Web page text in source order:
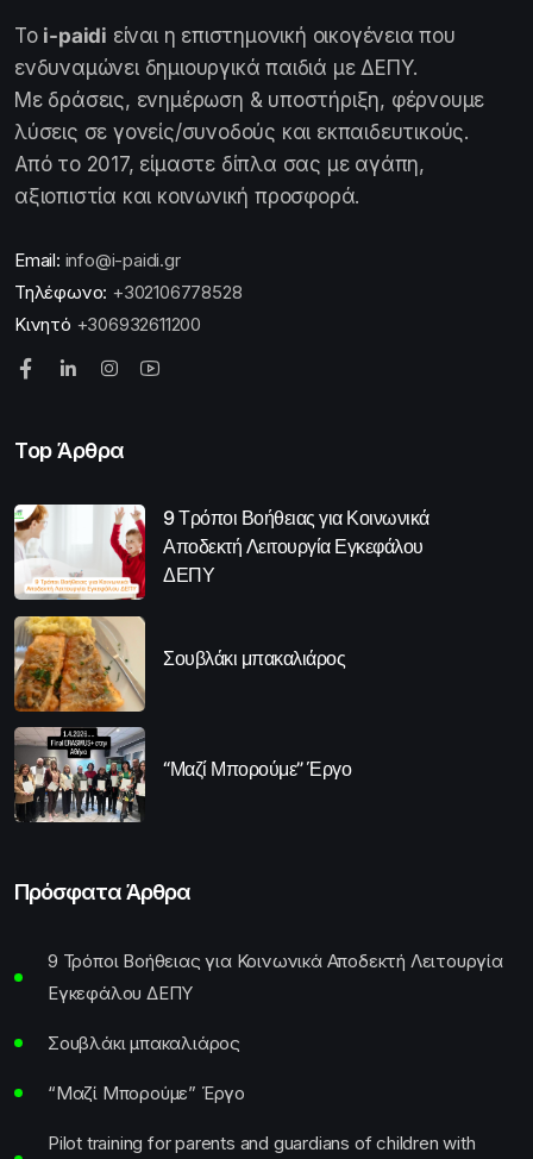
Το i-paidi είναι η επιστημονική οικογένεια που
ενδυναμώνει δημιουργικά παιδιά με ΔΕΠΥ.
Με δράσεις, ενημέρωση & υποστήριξη, φέρνουμε
λύσεις σε γονείς/συνοδούς και εκπαιδευτικούς.
Από το 2017, είμαστε δίπλα σας με αγάπη,
αξιοπιστία και κοινωνική προσφορά.
Email: info@i-paidi.gr
Τηλέφωνο: +302106778528
Κινητό +306932611200
Top Άρθρα
9 Τρόποι Βοήθειας για Κοινωνικά
Αποδεκτή Λειτουργία Εγκεφάλου
ΔΕΠΥ
Σουβλάκι μπακαλιάρος
“Μαζί Μπορούμε” Έργο
Πρόσφατα Άρθρα
9 Τρόποι Βοήθειας για Κοινωνικά Αποδεκτή Λειτουργία
Εγκεφάλου ΔΕΠΥ
Σουβλάκι μπακαλιάρος
“Μαζί Μπορούμε” Έργο
Pilot training for parents and guardians of children with